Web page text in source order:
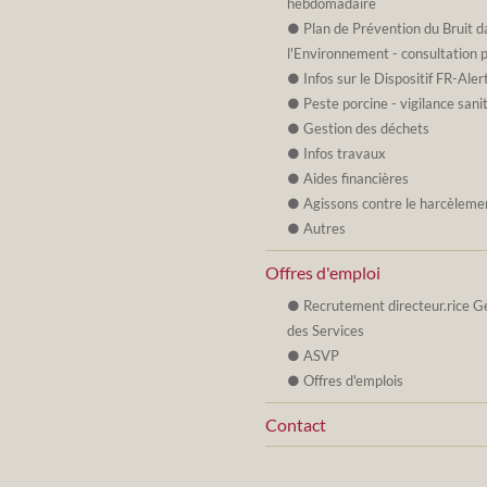
hebdomadaire
Plan de Prévention du Bruit
l'Environnement - consultation
Infos sur le Dispositif FR-
Peste porcine - vigilance
Gestion des déchets
Infos travaux
Aides financières
Agissons contre le
Autres
Offres d'emploi
Recrutement directeur.rice
des Services
ASVP
Offres d'emplois
Contact